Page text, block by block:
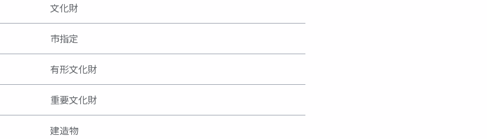
文化財
市指定
有形文化財
重要文化財
建造物